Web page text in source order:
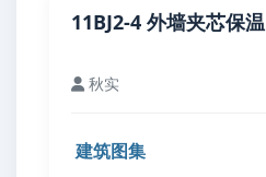
11BJ2-4 外墙夹芯保温
秋实
建筑图集